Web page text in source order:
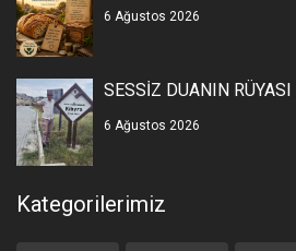
6 Ağustos 2026
SESSİZ DUANIN RÜYASI
6 Ağustos 2026
Kategorilerimiz